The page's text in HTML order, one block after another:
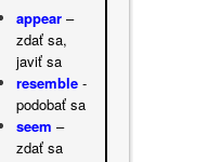
appear –
zdať sa,
javiť sa
resemble -
podobať sa
seem –
zdať sa